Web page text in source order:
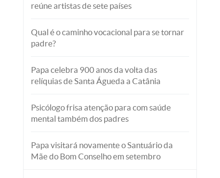
reúne artistas de sete países
Qual é o caminho vocacional para se tornar
padre?
Papa celebra 900 anos da volta das
relíquias de Santa Águeda a Catânia
Psicólogo frisa atenção para com saúde
mental também dos padres
Papa visitará novamente o Santuário da
Mãe do Bom Conselho em setembro